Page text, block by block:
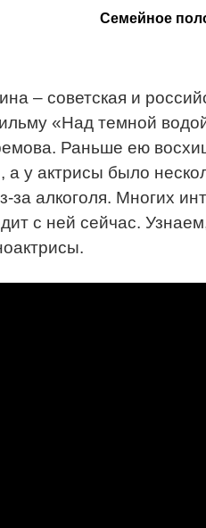
Семейное
– советская и
«Над темной
Раньше ею
а у актрисы было
за алкоголя. Многих
с ней сейчас.